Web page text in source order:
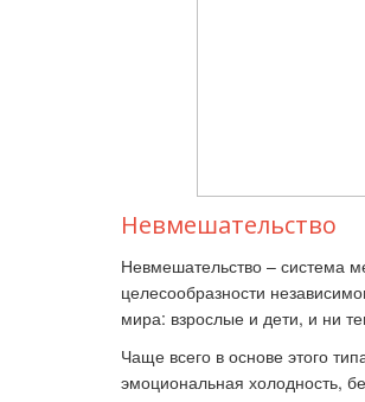
Невмешательство
Невмешательство – система
целесообразности
мира: взрослые и дети, и ни
Чаще всего в основе этого
эмоциональная холодность,